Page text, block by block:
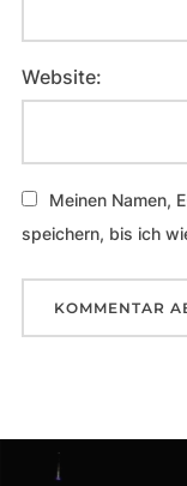
Website:
Meinen Namen,
speichern, bis ich